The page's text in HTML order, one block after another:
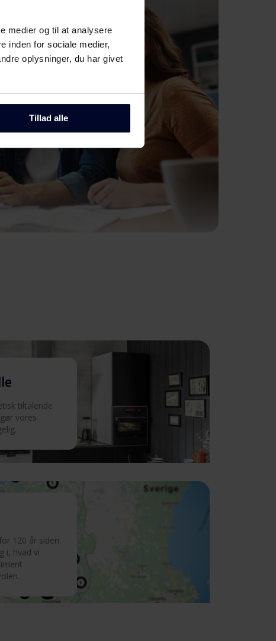
medier og til at analysere
inden for sociale medier,
oplysninger, du har givet
Tillad alle
tiltalende
vores
120 år siden.
i, hvad vi